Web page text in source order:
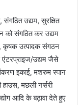
संगठित उद्यम, सुरक्षित
को संगठित कर उद्यम
कृषक उत्पादक संगठन
उद्यम जैसे
इकाई, मशरुम स्पान
मछली नर्सरी
आदि के बढ़ावा देते हुए